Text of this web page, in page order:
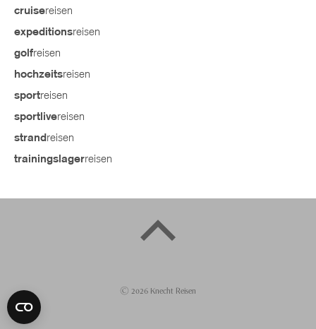
cruisereisen
expeditionsreisen
golfreisen
hochzeitsreisen
sportreisen
sportlivereisen
strand reisen
trainingslagerreisen
© 2026 Knecht Reisen